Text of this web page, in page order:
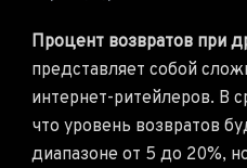
Процент возвратов при
представляет собой
интернет-ритейлеров. В
что уровень возвратов
диапазоне от 5 до 20%,